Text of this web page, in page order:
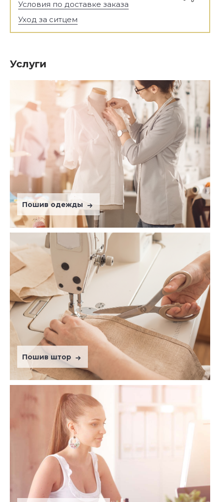
Условия по доставке заказа
Уход за ситцем
Услуги
Пошив одежды
Пошив штор